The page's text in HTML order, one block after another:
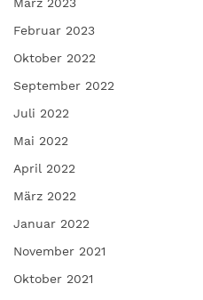
März 2023
Februar 2023
Oktober 2022
September 2022
Juli 2022
Mai 2022
April 2022
März 2022
Januar 2022
November 2021
Oktober 2021